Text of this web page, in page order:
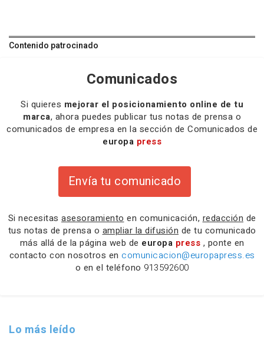
Contenido patrocinado
Comunicados
Si quieres mejorar el posicionamiento online de tu
marca, ahora puedes publicar tus notas de prensa o
comunicados de empresa en la sección de Comunicados de
europa press
Envía tu comunicado
Si necesitas asesoramiento en comunicación, redacción de
tus notas de prensa o ampliar la difusión de tu comunicado
más allá de la página web de europa press , ponte en
contacto con nosotros en comunicacion@europapress.es
o en el teléfono 913592600
Lo más leído